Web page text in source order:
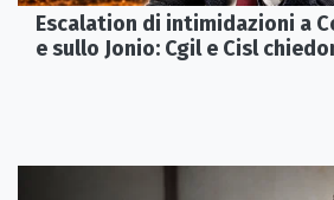
Escalation di intimidazioni a
e sullo Jonio: Cgil e Cisl